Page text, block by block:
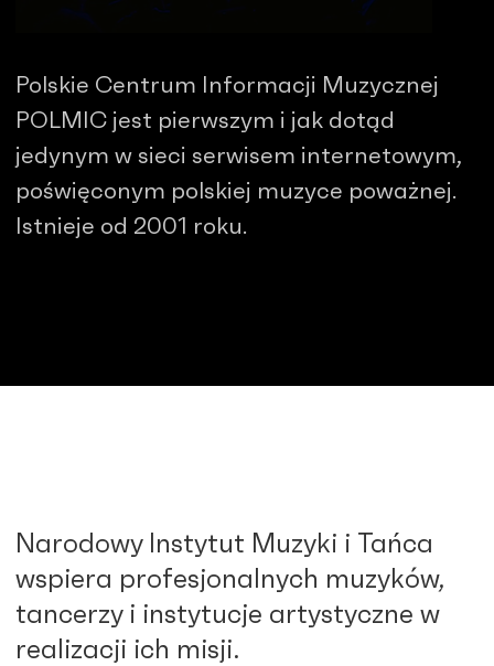
Polskie Centrum Informacji Muzycznej
POLMIC jest pierwszym i jak dotąd
jedynym w sieci serwisem internetowym,
poświęconym polskiej muzyce poważnej.
Istnieje od 2001 roku.
Narodowy Instytut Muzyki i Tańca
wspiera profesjonalnych muzyków,
tancerzy i instytucje artystyczne w
realizacji ich misji.